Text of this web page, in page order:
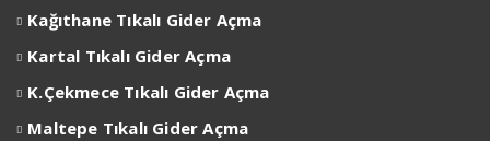
Kağıthane Tıkalı Gider Açma
Kartal Tıkalı Gider Açma
K.Çekmece Tıkalı Gider Açma
Maltepe Tıkalı Gider Açma